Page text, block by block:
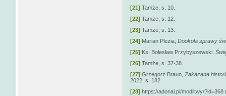
[21] Tamże, s. 10.
[22] Tamże, s. 12.
[23] Tamże, s. 13.
[24] Marian Plezia, Dookoła sprawy
[25] Ks. Bolesław Przybyszewski,
[26] Tamże, s. 37-38.
[27] Grzegorz Braun, Zakazana
2022, s. 182.
[28] https://adonai.pl/modlitwy/